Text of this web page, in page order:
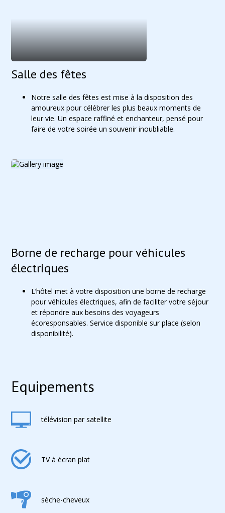
Salle des fêtes
Notre salle des fêtes est mise à la disposition des
amoureux pour célébrer les plus beaux moments de
leur vie. Un espace raffiné et enchanteur, pensé pour
faire de votre soirée un souvenir inoubliable.
Borne de recharge pour véhicules
électriques
L’hôtel met à votre disposition une borne de recharge
pour véhicules électriques, afin de faciliter votre séjour
et répondre aux besoins des voyageurs
écoresponsables. Service disponible sur place (selon
disponibilité).
Equipements
télévision par satellite
TV à écran plat
sèche-cheveux